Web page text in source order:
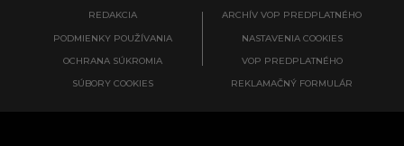
REDAKCIA
PODMIENKY POUŽÍVANIA
OCHRANA SÚKROMIA
SÚBORY COOKIES
ARCHÍV VOP PREDPLATNÉHO
NASTAVENIA COOKIES
VOP PREDPLATNÉHO
REKLAMAČNÝ FORMULÁR